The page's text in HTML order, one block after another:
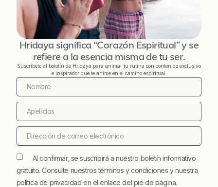
Hridaya significa “Corazón Espiritual” y se
refiere a la esencia misma de tu ser.
Suscríbete al boletín de Hridaya para animar tu rutina con contenido exclusivo
e inspirador que te anime en el camino espiritual.
Al confirmar, se suscribirá a nuestro boletín informativo
gratuito. Consulte nuestros términos y condiciones y nuestra
política de privacidad en el enlace del pie de página.